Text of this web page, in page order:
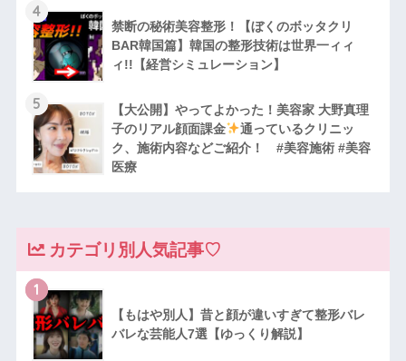
4
禁断の秘術美容整形！【ぼくのボッタクリ
BAR韓国篇】韓国の整形技術は世界一ィィ
ィ!!【経営シミュレーション】
5
【大公開】やってよかった！美容家 大野真理
子のリアル顔面課金
通っているクリニッ
ク、施術内容などご紹介！ #美容施術 #美容
医療
カテゴリ別人気記事♡
1
【もはや別人】昔と顔が違いすぎて整形バレ
バレな芸能人7選【ゆっくり解説】